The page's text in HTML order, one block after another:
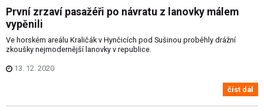
První zrzaví pasažéři po návratu z lanovky málem
vypěnili
Ve horském areálu Kraličák v Hynčicích pod Sušinou proběhly drážní
zkoušky nejmodernější lanovky v republice.
13. 12. 2020
číst dál